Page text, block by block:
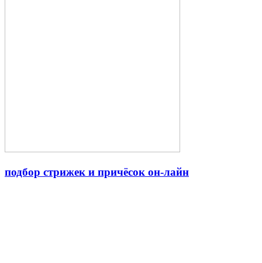
подбор стрижек и причёсок он-лайн